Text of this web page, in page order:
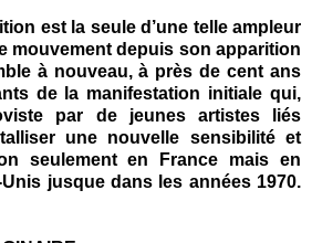
est la seule d’une telle ampleur
mouvement depuis son apparition
à nouveau, à près de cent ans
de la manifestation initiale qui,
par de jeunes artistes liés
une nouvelle sensibilité et
seulement en France mais en
jusque dans les années 1970.